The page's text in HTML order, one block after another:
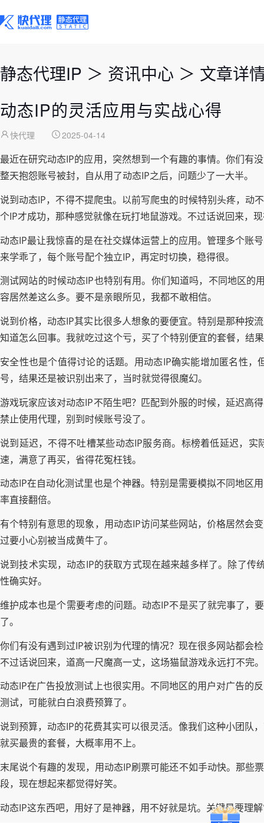
静态代理IP ＞ 资讯中心 ＞ 文章详
动态IP的灵活应用与实战心得
快代理 2025-04-14
最近在研究动态IP的应用，突然想到一个有趣的事情。你们有
整天抱怨账号被封，自从用了动态IP之后，问题少了一大半。
说到动态IP，不得不提爬虫。以前写爬虫的时候特别头疼，动
个IP才成功，那种感觉就像在玩打地鼠游戏。不过话说回来，
动态IP最让我惊喜的是在社交媒体运营上的应用。管理多个账
来学乖了，每个账号配个独立IP，再定时切换，稳得很。
测试网站的时候动态IP也特别有用。你们知道吗，不同地区
容居然差这么多。要不是亲眼所见，我都不敢相信。
说到价格，动态IP其实比很多人想象的要便宜。特别是那种按
知道怎么回事。我就吃过这个亏，买了个特别便宜的套餐，结
安全性也是个值得讨论的话题。用动态IP确实能增加匿名性
号，结果还是被识别出来了，当时就觉得很魔幻。
游戏玩家应该对动态IP不陌生吧？匹配到外服的时候，延迟高
禁止使用代理，别到时候账号没了。
说到延迟，不得不吐槽某些动态IP服务商。标榜着低延迟，
速，满意了再买，省得花冤枉钱。
动态IP在自动化测试里也是个神器。特别是需要模拟不同地区
率直接翻倍。
有个特别有意思的现象，用动态IP访问某些网站，价格居然会
过要小心别被当成黄牛了。
说到技术实现，动态IP的获取方式现在越来越多样了。除了
性确实好。
维护成本也是个需要考虑的问题。动态IP不是买了就完事了，
了。
你们有没有遇到过IP被识别为代理的情况？现在很多网站都会
不过话说回来，道高一尺魔高一丈，这场猫鼠游戏永远打不完。
动态IP在广告投放测试上也很实用。不同地区的用户对广告的
测试，可能就白白浪费预算了。
说到预算，动态IP的花费其实可以很灵活。像我们这种小团队
就买最贵的套餐，大概率用不上。
末尾说个有趣的发现，用动态IP刷票可能还不如手动快。那些
段，现在想起来都觉得好笑。
动态IP这东西吧，用好了是神器，用不好就是坑。关键是要理